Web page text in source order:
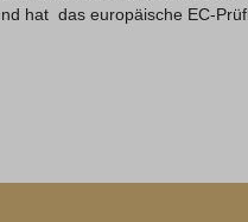
hat das europäische EC-